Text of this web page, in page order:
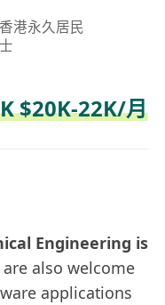
港永久居民
$20K-22K/月
Engineering is
also welcome
applications